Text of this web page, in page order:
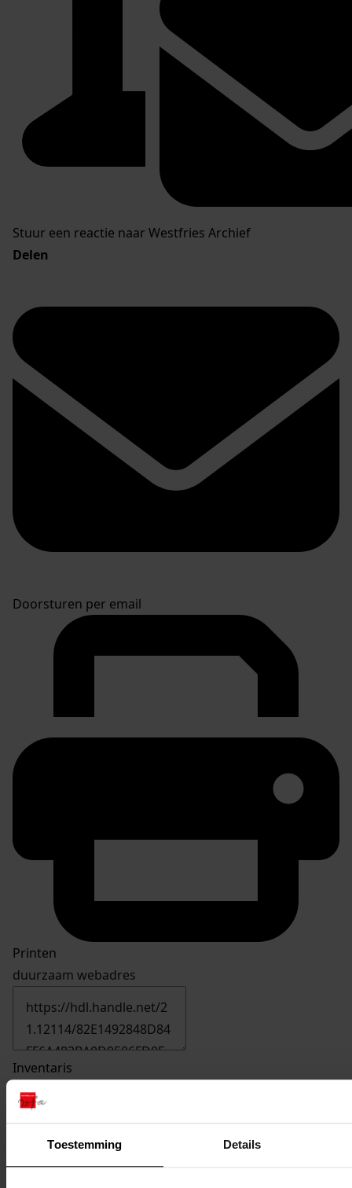
Toestemming Details
Stuur een reactie naar Westfries Archief
Delen
Doorsturen per email
Printen
duurzaam webadres
Inventaris
01. Nrs. 636-699